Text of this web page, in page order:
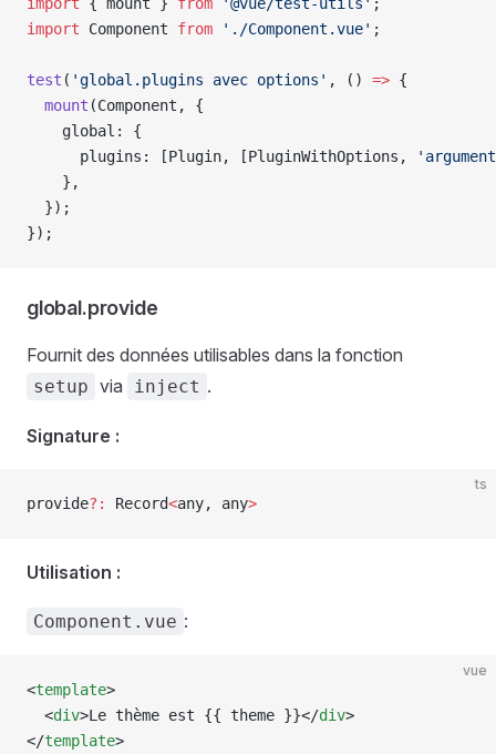
import Component from './Component.vue' ;
test ( 'global.plugins avec options' , () => {
  mount
(Component , {
    global
: {
      plugins
: [Plugin, [PluginWithOptions ,
    },
  });
});
global.provide
Fournit des données utilisables dans la fonction
setup via inject .
Signature :
ts
provide?: Record<any, any>
Utilisation :
Component.vue :
vue
<template>
  <
div>Le thème est {{ theme }}</div>
</template>